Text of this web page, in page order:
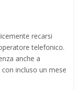
recarsi
telefonico.
anche a
incluso un mese